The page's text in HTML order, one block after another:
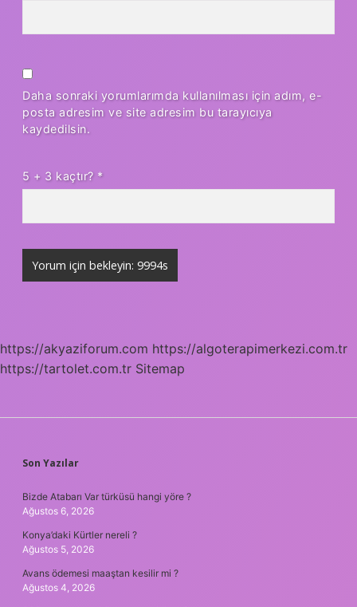
Daha sonraki yorumlarımda kullanılması için adım, e-
posta adresim ve site adresim bu tarayıcıya
kaydedilsin.
5 + 3 kaçtır? *
https://akyaziforum.com https://algoterapimerkezi.com.tr
https://tartolet.com.tr Sitemap
SIDEBAR
Son Yazılar
Bizde Atabarı Var türküsü hangi yöre ?
Ağustos 6, 2026
Konya’daki Kürtler nereli ?
Ağustos 5, 2026
Avans ödemesi maaştan kesilir mi ?
Ağustos 4, 2026